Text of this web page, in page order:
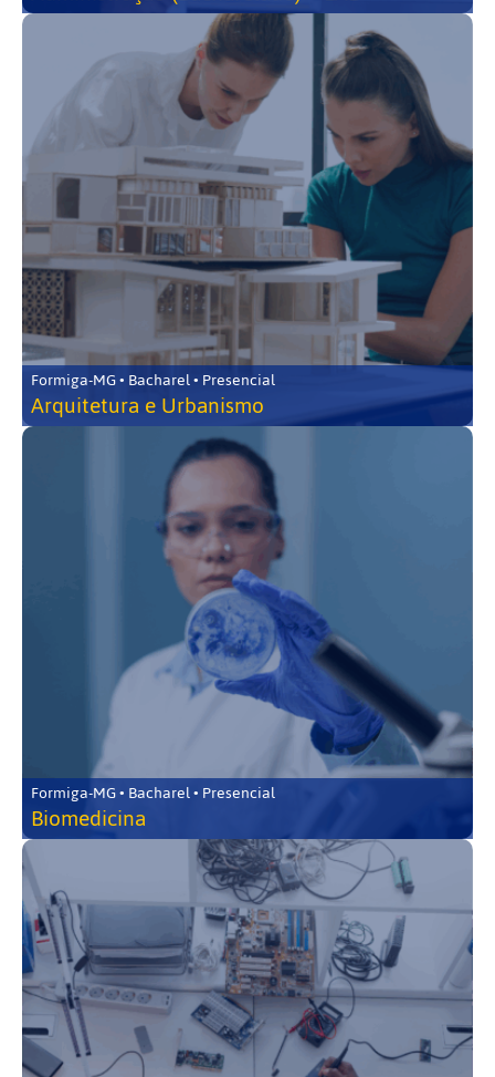
Formiga-MG • Bacharel • Presencial
Arquitetura e Urbanismo
Formiga-MG • Bacharel • Presencial
Biomedicina